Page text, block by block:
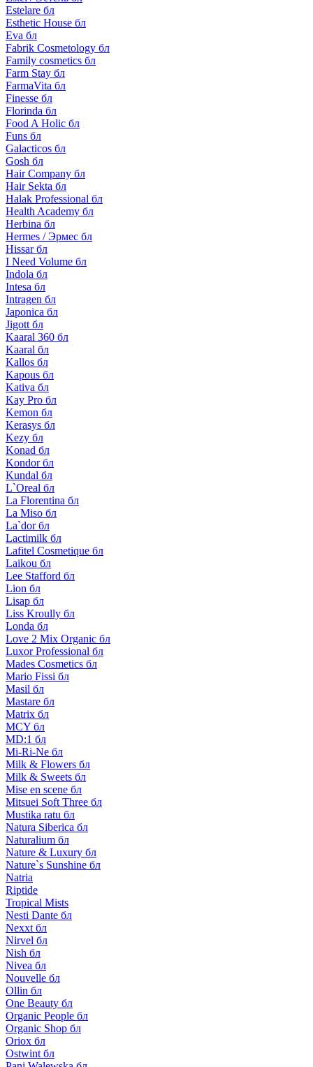
Estelare бл
Esthetic House бл
Eva бл
Fabrik Cosmetology бл
Family cosmetics бл
Farm Stay бл
FarmaVita бл
Finesse бл
Florinda бл
Food A Holic бл
Funs бл
Galacticos бл
Gosh бл
Hair Company бл
Hair Sekta бл
Halak Professional бл
Health Academy бл
Herbina бл
Hermes / Эрмес бл
Hissar бл
I Need Volume бл
Indola бл
Intesa бл
Intragen бл
Japonica бл
Jigott бл
Kaaral 360 бл
Kaaral бл
Kallos бл
Kapous бл
Kativa бл
Kay Pro бл
Kemon бл
Kerasys бл
Kezy бл
Konad бл
Kondor бл
Kundal бл
L`Oreal бл
La Florentina бл
La Miso бл
La`dor бл
Lactimilk бл
Lafitel Cosmetique бл
Laikou бл
Lee Stafford бл
Lion бл
Lisap бл
Liss Kroully бл
Londa бл
Love 2 Mix Organic бл
Luxor Professional бл
Mades Cosmetics бл
Mario Fissi бл
Masil бл
Mastare бл
Matrix бл
MCY бл
MD:1 бл
Mi-Ri-Ne бл
Milk & Flowers бл
Milk & Sweets бл
Mise en scene бл
Mitsuei Soft Three бл
Mustika ratu бл
Natura Siberica бл
Naturalium бл
Nature & Luxury бл
Nature`s Sunshine бл
Natria
Riptide
Tropical Mists
Nesti Dante бл
Nexxt бл
Nirvel бл
Nish бл
Nivea бл
Nouvelle бл
Ollin бл
One Beauty бл
Organic People бл
Organic Shop бл
Oriox бл
Ostwint бл